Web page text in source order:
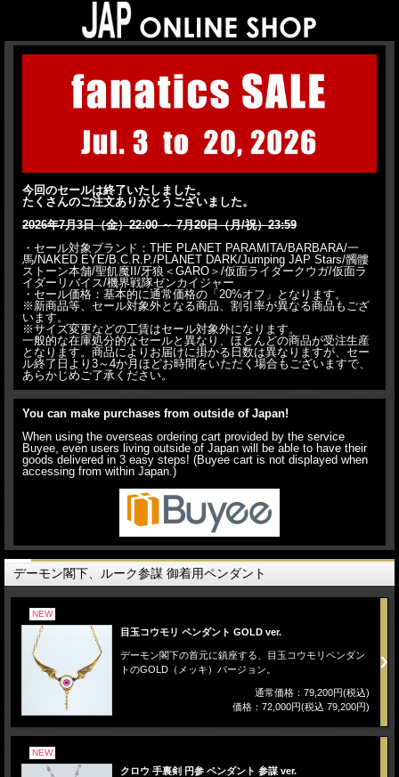
今回のセールは終了いたしました。
たくさんのご注文ありがとうございました。
2026年7月3日（金）22:00 ～ 7月20日（月/祝）23:59
・セール対象ブランド：THE PLANET PARAMITA/BARBARA/一
馬/NAKED EYE/B.C.R.P./PLANET DARK/Jumping JAP Stars/髑髏
ストーン本舗/聖飢魔II/牙狼＜GARO＞/仮面ライダークウガ/仮面ラ
イダーリバイス/機界戦隊ゼンカイジャー
・セール価格：基本的に通常価格の「20%オフ」となります。
※新商品等、セール対象外となる商品、割引率が異なる商品もござ
います。
※サイズ変更などの工賃はセール対象外になります。
一般的な在庫処分的なセールと異なり、ほとんどの商品が受注生産
となります。商品によりお届けに掛かる日数は異なりますが、セー
ル終了日より3～4か月ほどお時間をいただく場合もございますで、
あらかじめご了承ください。
You can make purchases from outside of Japan!
When using the overseas ordering cart provided by the service
Buyee, even users living outside of Japan will be able to have their
goods delivered in 3 easy steps! (Buyee cart is not displayed when
accessing from within Japan.)
デーモン閣下、ルーク参謀 御着用ペンダント
NEW
目玉コウモリ ペンダント GOLD ver.
デーモン閣下の首元に鎮座する、目玉コウモリペンダン
トのGOLD（メッキ）バージョン。
通常価格：79,200円(税込)
価格：72,000円(税込 79,200円)
NEW
クロウ 手裏剣 円参 ペンダント 参謀 ver.